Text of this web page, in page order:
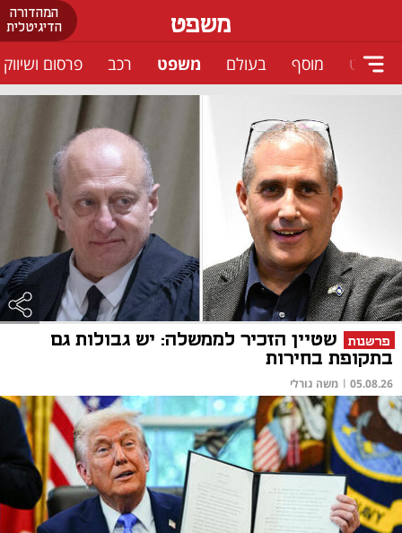
המהדורה
הדיגיטלית
משפט
נדלניסט מוסף בעולם משפט רכב פרסום ושיווק
פרשנות
שטיין הזכיר לממשלה: יש גבולות גם
בתקופת בחירות
05.08.26
| משה גורלי